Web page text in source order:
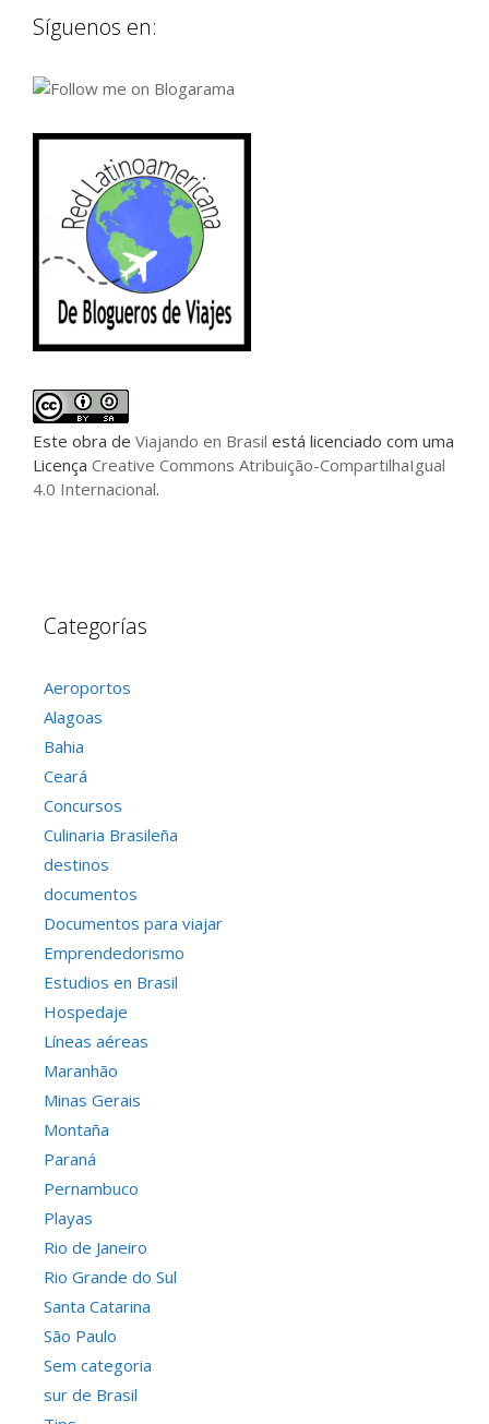
Síguenos en:
Este obra de Viajando en Brasil está licenciado com uma
Licença Creative Commons Atribuição-CompartilhaIgual
4.0 Internacional.
Categorías
Aeroportos
Alagoas
Bahia
Ceará
Concursos
Culinaria Brasileña
destinos
documentos
Documentos para viajar
Emprendedorismo
Estudios en Brasil
Hospedaje
Líneas aéreas
Maranhão
Minas Gerais
Montaña
Paraná
Pernambuco
Playas
Rio de Janeiro
Rio Grande do Sul
Santa Catarina
São Paulo
Sem categoria
sur de Brasil